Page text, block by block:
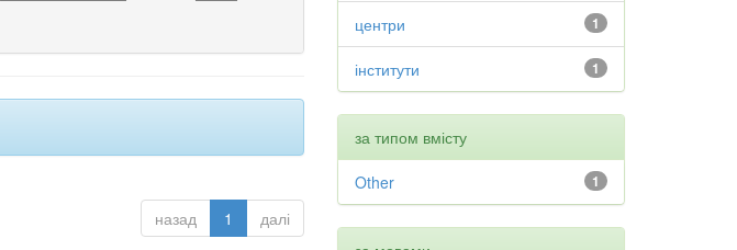
назад 1 далі
1
центри
1
інститути
за типом вмісту
1
Other